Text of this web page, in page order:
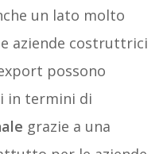
un lato molto
aziende costruttrici
possono
in termini di
grazie a una